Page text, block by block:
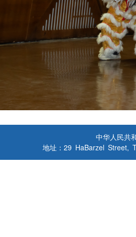
中华人民共
地址：29 HaBarzel Street,